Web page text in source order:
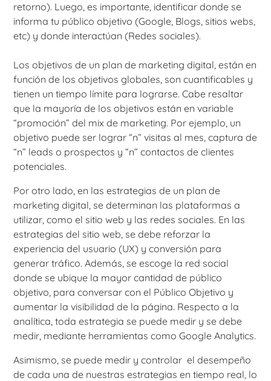
retorno). Luego, es importante, identificar donde se
informa tu público objetivo (Google, Blogs, sitios webs,
etc) y donde interactúan (Redes sociales).
Los objetivos de un plan de marketing digital, están en
función de los objetivos globales, son cuantificables y
tienen un tiempo límite para lograrse. Cabe resaltar
que la mayoría de los objetivos están en variable
“promoción” del mix de marketing. Por ejemplo, un
objetivo puede ser lograr “n” visitas al mes, captura de
“n” leads o prospectos y “n” contactos de clientes
potenciales.
Por otro lado, en las estrategias de un plan de
marketing digital, se determinan las plataformas a
utilizar, como el sitio web y las redes sociales. En las
estrategias del sitio web, se debe reforzar la
experiencia del usuario (UX) y conversión para
generar tráfico. Además, se escoge la red social
donde se ubique la mayor cantidad de público
objetivo, para conversar con el Público Objetivo y
aumentar la visibilidad de la página. Respecto a la
analítica, toda estrategia se puede medir y se debe
medir, mediante herramientas como Google Analytics.
Asimismo, se puede medir y controlar el desempeño
de cada una de nuestras estrategias en tiempo real, lo